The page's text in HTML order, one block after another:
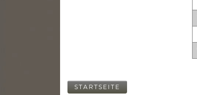
STARTSEITE